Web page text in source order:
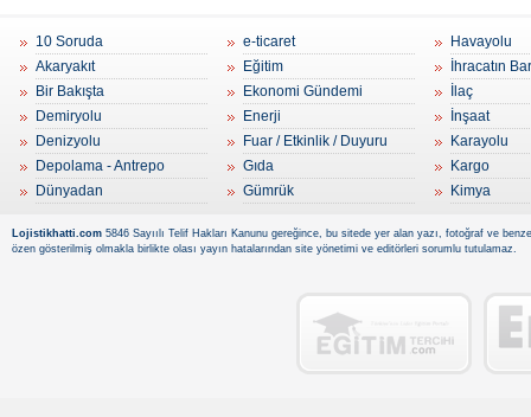
10 Soruda
Akaryakıt
Bir Bakışta
Demiryolu
Denizyolu
Depolama - Antrepo
Dünyadan
e-ticaret
Eğitim
Ekonomi Gündemi
Enerji
Fuar / Etkinlik / Duyuru
Gıda
Gümrük
Havayolu
İhracatın
İlaç
İnşaat
Karayolu
Kargo
Kimya
Lojistikhatti.com 5846 Sayıılı Telif Hakları Kanunu gereğince, bu sitede yer alan yazı, fotoğraf ve
özen gösterilmiş olmakla birlikte olası yayın hatalarından site yönetimi ve editörleri sorumlu tutulamaz.